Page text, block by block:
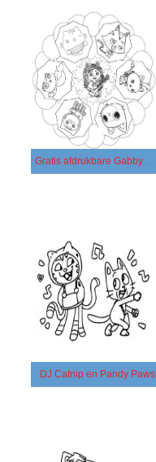
Gratis afdrukbare Gabby Poppenhuis
DJ Catnip en Pandy Paws